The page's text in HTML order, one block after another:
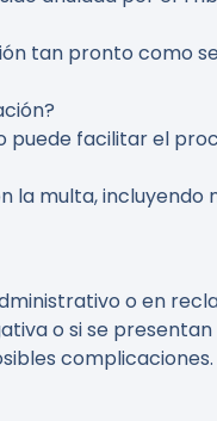
tan pronto como
facilitar el
multa,
o en
o si se
complicaciones.